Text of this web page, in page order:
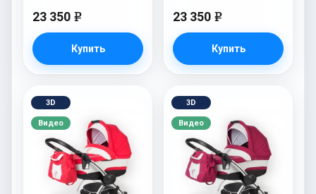
23 350 e
Купить
23 350 e
Купить
3D
Видео
3D
Видео